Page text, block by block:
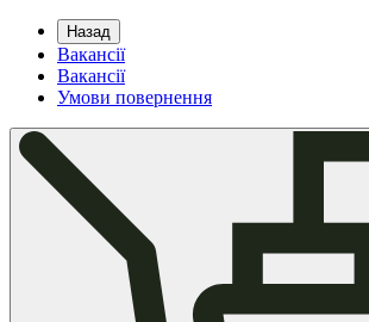
Назад
Вакансії
Вакансії
Умови повернення